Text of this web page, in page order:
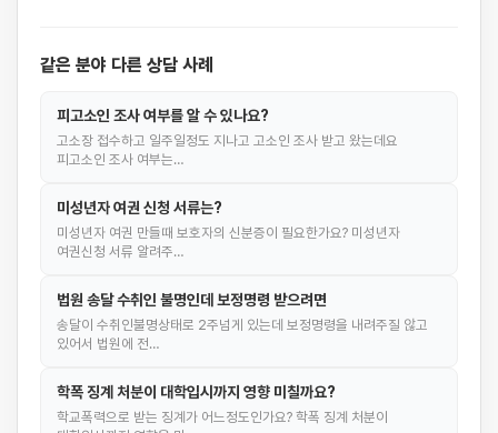
같은 분야 다른 상담 사례
피고소인 조사 여부를 알 수 있나요?
고소장 접수하고 일주일정도 지나고 고소인 조사 받고 왔는데요
피고소인 조사 여부는…
미성년자 여권 신청 서류는?
미성년자 여권 만들때 보호자의 신분증이 필요한가요? 미성년자
여권신청 서류 알려주…
법원 송달 수취인 불명인데 보정명령 받으려면
송달이 수취인불명상태로 2주넘게 있는데 보정명령을 내려주질 않고
있어서 법원에 전…
학폭 징계 처분이 대학입시까지 영향 미칠까요?
학교폭력으로 받는 징계가 어느정도인가요? 학폭 징계 처분이